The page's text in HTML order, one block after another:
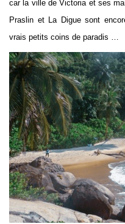
car la ville de Victoria et ses
Praslin et La Digue sont
vrais petits coins de paradis …